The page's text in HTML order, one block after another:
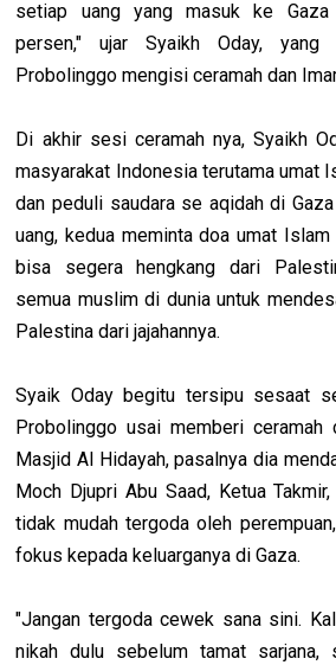
setiap uang yang masuk ke
persen," ujar Syaikh Oday, yang
Probolinggo mengisi ceramah dan
Di akhir sesi ceramah nya, Syaikh
masyarakat Indonesia terutama umat
dan peduli saudara se aqidah di
uang, kedua meminta doa umat
bisa segera hengkang dari
semua muslim di dunia untuk
Palestina dari jajahannya.
Syaik Oday begitu tersipu sesaat
Probolinggo usai memberi ceramah
Masjid Al Hidayah, pasalnya dia
Moch Djupri Abu Saad, Ketua
tidak mudah tergoda oleh
fokus kepada keluarganya di Gaza.
"Jangan tergoda cewek sana sini.
nikah dulu sebelum tamat sarjana,